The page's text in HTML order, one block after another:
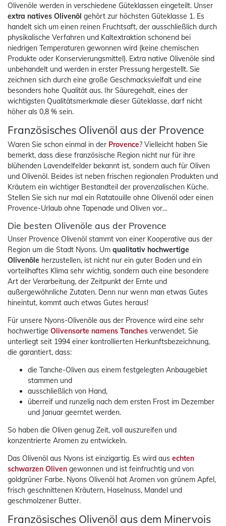
Olivenöle werden in verschiedene Güteklassen eingeteilt. Unser
extra natives Olivenöl gehört zur höchsten Güteklasse 1. Es
handelt sich um einen reinen Fruchtsaft, der ausschließlich durch
physikalische Verfahren und Kaltextraktion schonend bei
niedrigen Temperaturen gewonnen wird (keine chemischen
Produkte oder Konservierungsmittel). Extra native Olivenöle sind
unbehandelt und werden in erster Pressung hergestellt. Sie
zeichnen sich durch eine große Geschmacksvielfalt und eine
besonders hohe Qualität aus. Ihr Säuregehalt, eines der
wichtigsten Qualitätsmerkmale dieser Güteklasse, darf nicht
höher als 0,8 % sein.
Französisches Olivenöl aus der Provence
Waren Sie schon einmal in der Provence? Vielleicht haben Sie
bemerkt, dass diese französische Region nicht nur für ihre
blühenden Lavendelfelder bekannt ist, sondern auch für Oliven
und Olivenöl. Beides ist neben frischen regionalen Produkten und
Kräutern ein wichtiger Bestandteil der provenzalischen Küche.
Stellen Sie sich nur mal ein Ratatouille ohne Olivenöl oder einen
Provence-Urlaub ohne Tapenade und Oliven vor…
Die besten Olivenöle aus der Provence
Unser Provence Olivenöl stammt von einer Kooperative aus der
Region um die Stadt Nyons. Um qualitativ hochwertige
Olivenöle herzustellen, ist nicht nur ein guter Boden und ein
vorteilhaftes Klima sehr wichtig, sondern auch eine besondere
Art der Verarbeitung, der Zeitpunkt der Ernte und
außergewöhnliche Zutaten. Denn nur wenn man etwas Gutes
hineintut, kommt auch etwas Gutes heraus!
Für unsere Nyons-Olivenöle aus der Provence wird eine sehr
hochwertige Olivensorte namens Tanches verwendet. Sie
unterliegt seit 1994 einer kontrollierten Herkunftsbezeichnung,
die garantiert, dass:
die Tanche-Oliven aus einem festgelegten Anbaugebiet
stammen und
ausschließlich von Hand,
überreif und runzelig nach dem ersten Frost im Dezember
und Januar geerntet werden.
So haben die Oliven genug Zeit, voll auszureifen und
konzentrierte Aromen zu entwickeln.
Das Olivenöl aus Nyons ist einzigartig. Es wird aus echten
schwarzen Oliven gewonnen und ist feinfruchtig und von
goldgrüner Farbe. Nyons Olivenöl hat Aromen von grünem Apfel,
frisch geschnittenen Kräutern, Haselnuss, Mandel und
geschmolzener Butter.
Französisches Olivenöl aus dem Minervois